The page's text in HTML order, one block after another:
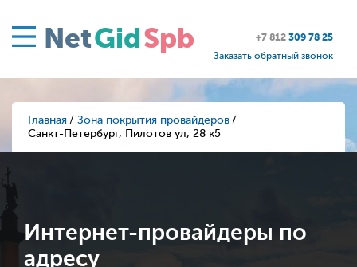
NetGidSpb +7 812 309 78 25
Заказать обратный звонок
Главная
Зона покрытия провайдеров
Санкт-Петербург, Пилотов ул, 28 к5
Интернет-провайдеры по
адресу